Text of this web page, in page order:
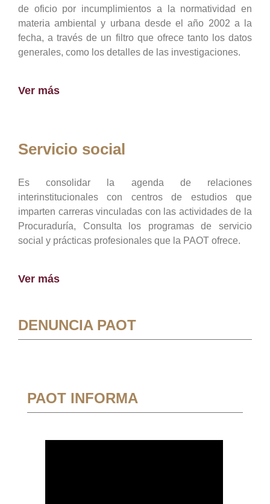
de oficio por incumplimientos a la normatividad en
materia ambiental y urbana desde el año 2002 a la
fecha, a través de un filtro que ofrece tanto los datos
generales, como los detalles de las investigaciones.
Ver más
Servicio social
Es consolidar la agenda de relaciones
interinstitucionales con centros de estudios que
imparten carreras vinculadas con las actividades de la
Procuraduría, Consulta los programas de servicio
social y prácticas profesionales que la PAOT ofrece.
Ver más
DENUNCIA PAOT
PAOT INFORMA